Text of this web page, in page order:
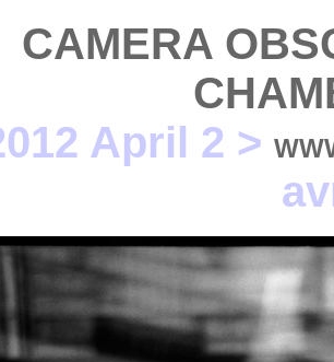
CAMERA
April 2 >